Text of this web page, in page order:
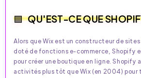
QU'EST-CE QUE
Alors que Wix est un constructeur de
doté de fonctions e-commerce, Shopify
pour créer une boutique en ligne. Shopify
activités plus tôt que Wix (en 2004) pour